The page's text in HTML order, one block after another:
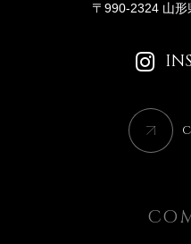
〒990-2324 山